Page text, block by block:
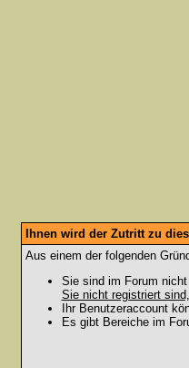
Ihnen wird der Zutritt zu
Aus einem der folgenden
Sie sind im Forum
Sie nicht registriert
Ihr Benutzeraccount
Es gibt Bereiche im